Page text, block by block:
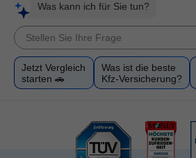
Was kann ich für Sie tun?
Jetzt Vergleich
starten 🚗
Was ist die beste
Kfz-Versicherung?